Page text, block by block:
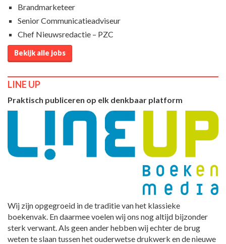
Brandmarketeer
Senior Communicatieadviseur
Chef Nieuwsredactie – PZC
Bekijk alle jobs
LINE UP
Praktisch publiceren op elk denkbaar platform
Wij zijn opgegroeid in de traditie van het klassieke
boekenvak. En daarmee voelen wij ons nog altijd bijzonder
sterk verwant. Als geen ander hebben wij echter de brug
weten te slaan tussen het ouderwetse drukwerk en de nieuwe